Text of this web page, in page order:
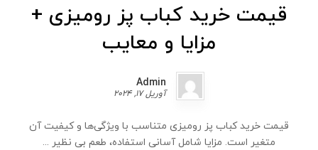
قیمت خرید کباب پز رومیزی +
مزایا و معایب
Admin
آوریل 17, 2024
قیمت خرید کباب پز رومیزی متناسب با ویژگی‌ها و کیفیت آن
متغیر است. مزایا شامل آسانی استفاده، طعم بی نظیر ...